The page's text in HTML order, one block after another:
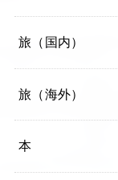
旅（国内）
旅（海外）
本